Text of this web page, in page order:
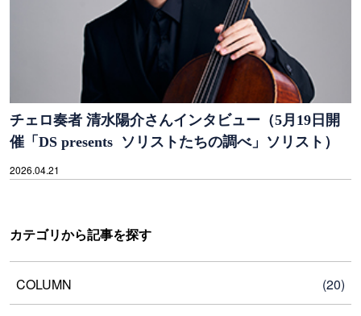
チェロ奏者 清水陽介さんインタビュー（5月19日開
催「DS presents ソリストたちの調べ」ソリスト）
2026.04.21
カテゴリから記事を探す
COLUMN (20)